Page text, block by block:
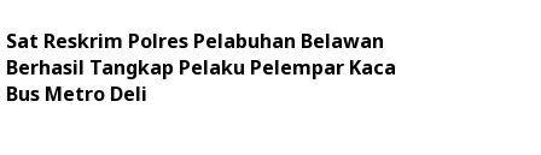
Sat Reskrim Polres Pelabuhan Belawan
Berhasil Tangkap Pelaku Pelempar Kaca
Bus Metro Deli